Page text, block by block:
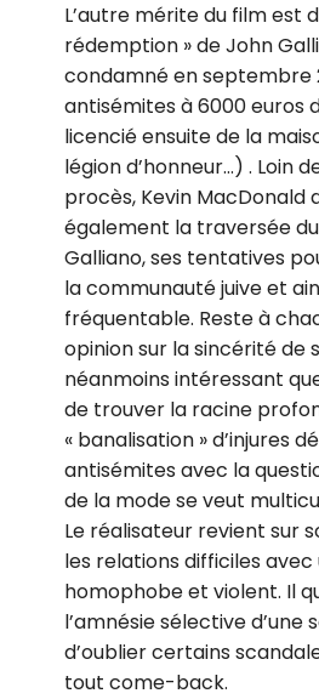
L’autre mérite du film est
rédemption » de John
condamné en septembre
antisémites à 6000 euros
licencié ensuite de la
légion d’honneur…) . Loin
procès, Kevin MacDonald
également la traversée
Galliano, ses tentatives
la communauté juive et
fréquentable. Reste à
opinion sur la sincérité de
néanmoins intéressant
de trouver la racine
« banalisation » d’injures
antisémites avec la
de la mode se veut
Le réalisateur revient sur
les relations difficiles
homophobe et violent. Il
l’amnésie sélective
d’oublier certains
tout come-back.